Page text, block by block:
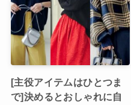
[主役アイテムはひとつま
で]決めるとおしゃれに自